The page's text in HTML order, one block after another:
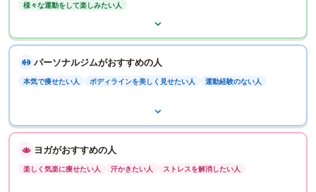
様々な運動をして楽しみたい人
パーソナルジムがおすすめの人
本気で痩せたい人 ボディラインを美しく見せたい人 運動経験のない人
ヨガがおすすめの人
楽しく気楽に痩せたい人 汗かきたい人 ストレスを解消したい人